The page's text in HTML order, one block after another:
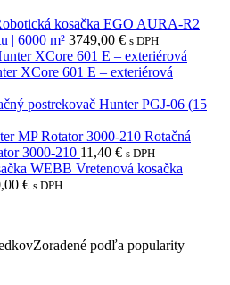
kosačka EGO AURA-R2
| 6000 m² 3749,00 € s DPH
XCore 601 E – exteriérová
postrekovač Hunter PGJ-06 (15
Rotačná
3000-210 11,40 € s DPH
Vretenová kosačka
€ s DPH
Zoradené podľa popularity